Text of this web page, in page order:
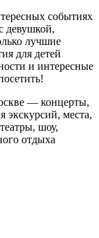
событиях
девушкой,
лучшие
для детей
и интересные
— концерты,
экскурсий, места,
шоу,
отдыха